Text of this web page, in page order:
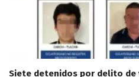
Siete detenidos por delito